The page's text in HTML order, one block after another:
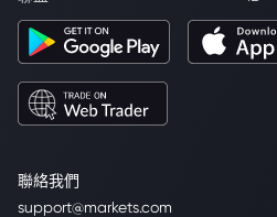
聯絡我們
support@markets.com